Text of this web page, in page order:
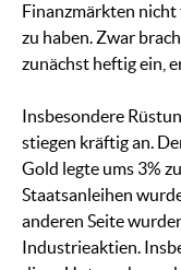
Finanzmärkten nicht
zu haben. Zwar
zunächst heftig ein,
Insbesondere
stiegen kräftig an.
Gold legte ums 3%
Staatsanleihen
anderen Seite
Industrieaktien.